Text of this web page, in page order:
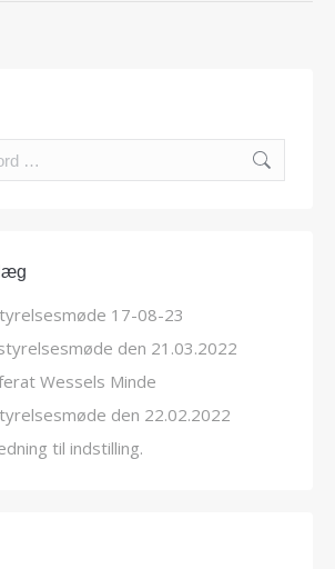
17-08-23
den 21.03.2022
Wessels Minde
den 22.02.2022
til indstilling.